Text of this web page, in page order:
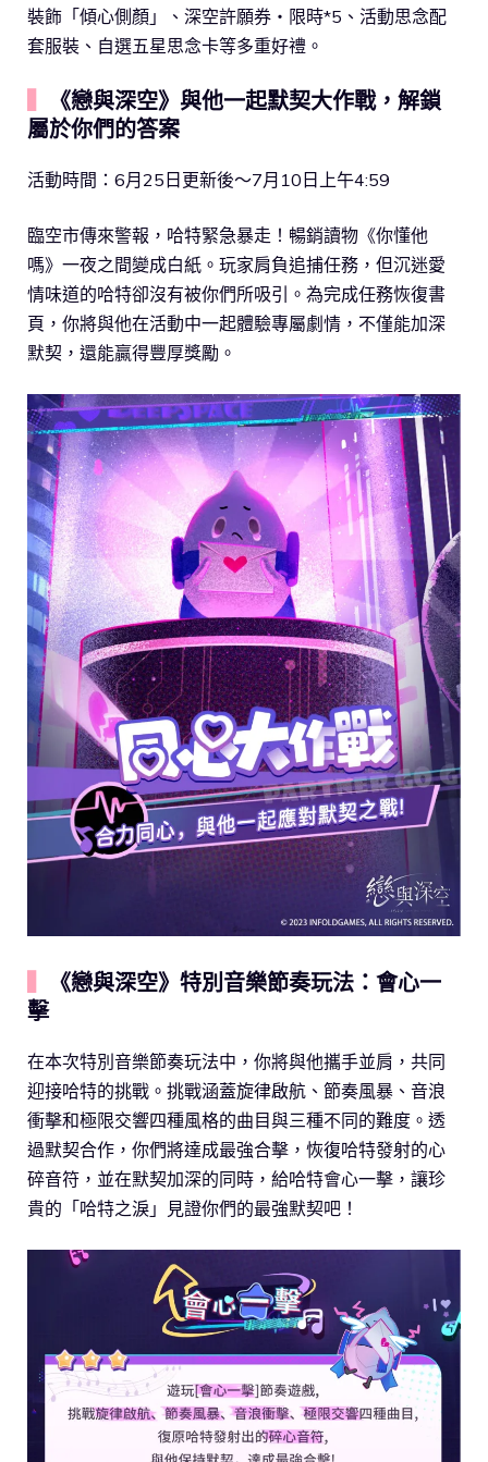
裝飾「傾心側顏」、深空許願券‧限時*5、活動思念配
套服裝、自選五星思念卡等多重好禮。
《戀與深空》與他一起默契大作戰，解鎖
屬於你們的答案
活動時間：6月25日更新後～7月10日上午4:59
臨空市傳來警報，哈特緊急暴走！暢銷讀物《你懂他
嗎》一夜之間變成白紙。玩家肩負追捕任務，但沉迷愛
情味道的哈特卻沒有被你們所吸引。為完成任務恢復書
頁，你將與他在活動中一起體驗專屬劇情，不僅能加深
默契，還能贏得豐厚獎勵。
《戀與深空》特別音樂節奏玩法：會心一
擊
在本次特別音樂節奏玩法中，你將與他攜手並肩，共同
迎接哈特的挑戰。挑戰涵蓋旋律啟航、節奏風暴、音浪
衝擊和極限交響四種風格的曲目與三種不同的難度。透
過默契合作，你們將達成最強合擊，恢復哈特發射的心
碎音符，並在默契加深的同時，給哈特會心一擊，讓珍
貴的「哈特之淚」見證你們的最強默契吧！